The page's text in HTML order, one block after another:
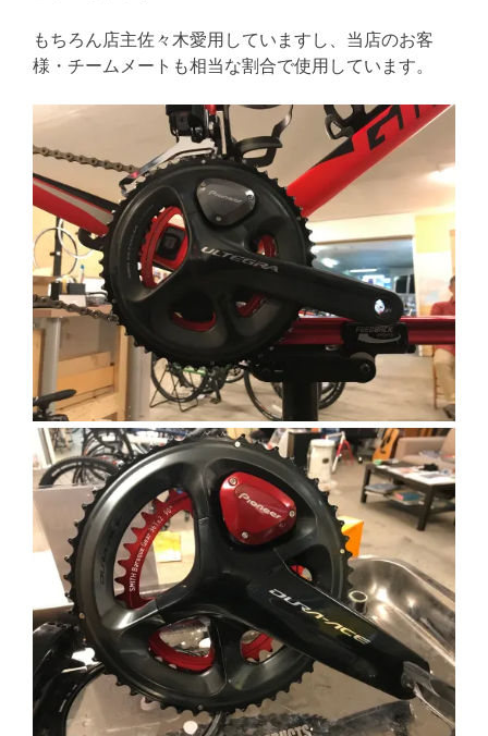
もちろん店主佐々木愛用していますし、当店のお客
様・チームメートも相当な割合で使用しています。